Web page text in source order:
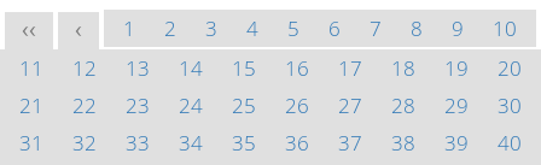
<< < 1 2 3 4 5 6 7 8 9
10
11
12 13 14 15 16 17 18 19
20
21
22 23 24 25 26 27 28 29
30
31
32 33 34 35 36 37 38 39
40